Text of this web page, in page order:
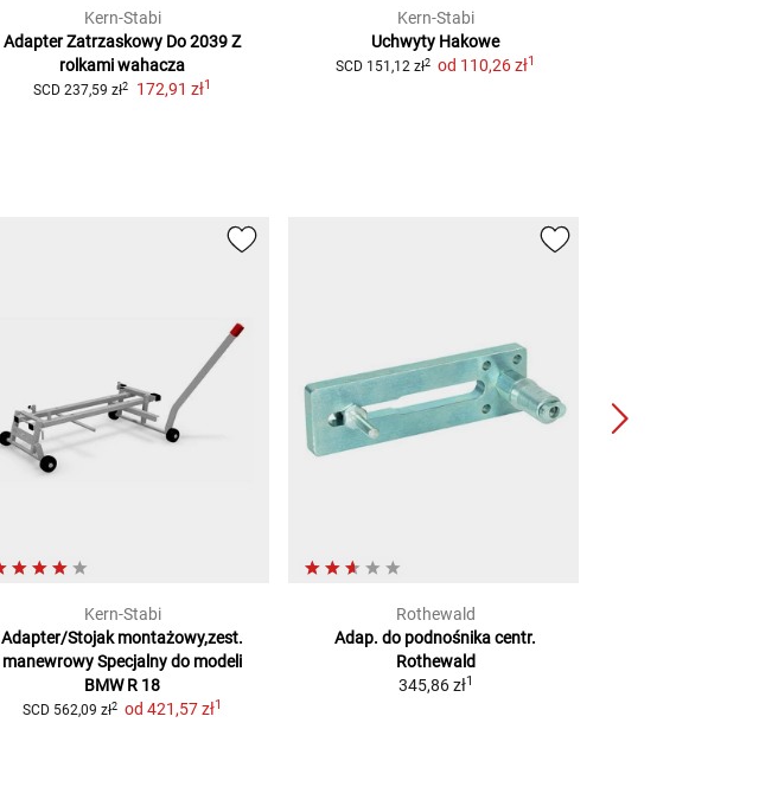
Kern-Stabi
Adapter Zatrzaskowy Do 2039Z
rolkami wahacza
SCD 237,59 zł2 172,91 zł1
Kern-Stabi
Uchwyty Hakowe
SCD 151,12 zł2 od 110,26 zł1
Kern-Stabi
Adapter/Stojak montażowy,zest.
manewrowySpecjalny do modeli
BMW R 18
SCD 562,09 zł2 od 421,57 zł1
Rothewald
Adap. do podnośnika centr.
Rothewald
345,86 zł1